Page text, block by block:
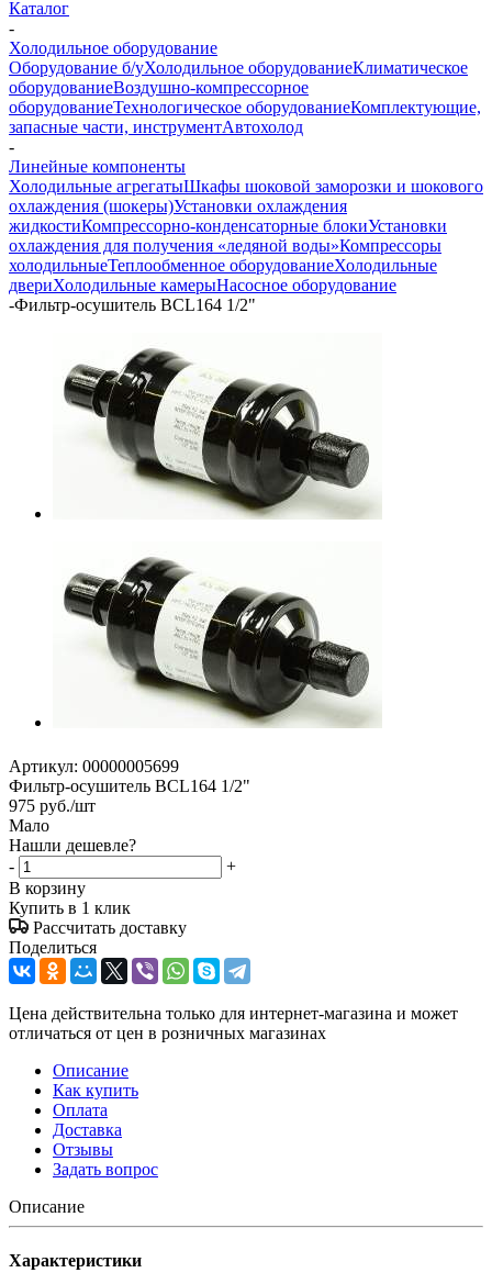
Каталог
-
Холодильное оборудование
Оборудование б/уХолодильное оборудованиеКлиматическое
оборудованиеВоздушно-компрессорное
оборудованиеТехнологическое оборудованиеКомплектующие,
запасные части, инструментАвтохолод
-
Линейные компоненты
Холодильные агрегатыШкафы шоковой заморозки и шокового
охлаждения (шокеры)Установки охлаждения
жидкостиКомпрессорно-конденсаторные блокиУстановки
охлаждения для получения «ледяной воды»Компрессоры
холодильныеТеплообменное оборудованиеХолодильные
двериХолодильные камерыНасосное оборудование
-Фильтр-осушитель BCL164 1/2"
Артикул: 00000005699
Фильтр-осушитель BCL164 1/2"
975 руб./шт
Мало
Нашли дешевле?
-
+
В корзину
Купить в 1 клик
Рассчитать доставку
Поделиться
Цена действительна только для интернет-магазина и может
отличаться от цен в розничных магазинах
Описание
Как купить
Оплата
Доставка
Отзывы
Задать вопрос
Описание
Характеристики